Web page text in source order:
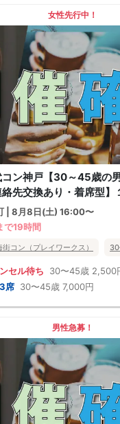
女性先行中！
コン神戸【30～45歳の
先交換あり・着席型】
| 8月8日(土) 16:00〜
で19時間
コン（プレイワークス）
セル待ち 30〜45歳 2,500
席 30〜45歳 7,000円
男性急募！